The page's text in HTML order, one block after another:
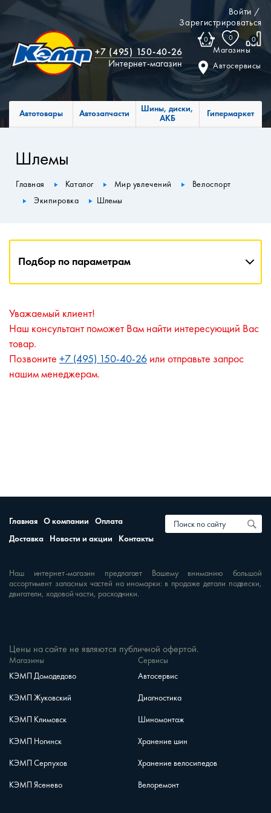
Войти /
Зарегистрироваться
0 0 0
Магазины
Автосервисы
+7 (495) 150-40-26
Интернет-магазин
Автотовары Автозапчасти
Шины, диски,
АКБ
Гипермаркет
Шлемы
Главная Каталог Мир увлечений
Велоспорт
Экипировка
Шлемы
Подбор по параметрам
Уважаемый клиент!
Наш консультант поможет Вам найти интересующий Вас
товар.
Позвоните +7 (495) 150-40-26 или отправьте запрос
нашим менеджерам.
Главная О компании
Оплата
Доставка
Новости и акции Контакты
Магазины
КЭМП Домодедово
КЭМП Жуковский
КЭМП Климовск
КЭМП Ногинск
КЭМП Серпухов
КЭМП Ясенево
Сервисы
Автосервис
Диагностика
Шиномонтаж
Хранение шин
Хранение велосипедов
Велоремонт
Наш интернет-магазин предлагает Вашему вниманию большой
ассортимент запасных частей на иномарки: в продаже детали подвески,
двигатели, ходовой части, расходники.
Цены на сайте не являются публичной офертой.